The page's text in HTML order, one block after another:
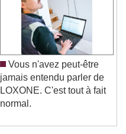
Vous n'avez peut-être
jamais entendu parler de
LOXONE. C'est tout à fait